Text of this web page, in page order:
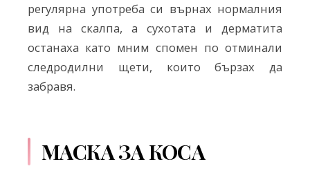
регулярна употреба си върнах нормалния
вид на скалпа, а сухотата и дерматита
останаха като мним спомен по отминали
следродилни щети, които бързах да
забравя.
МАСКА ЗА КОСА